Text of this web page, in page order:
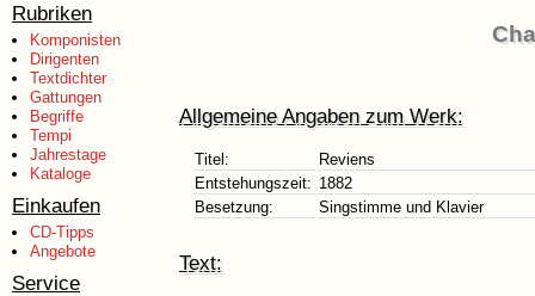
Rubriken
Komponisten
Dirigenten
Textdichter
Gattungen
Begriffe
Tempi
Jahrestage
Kataloge
Einkaufen
CD-Tipps
Angebote
Service
Allgemeine Angaben zum Werk:
Titel:
Reviens
Entstehungszeit: 1882
Besetzung:
Singstimme und Klavier
Text: